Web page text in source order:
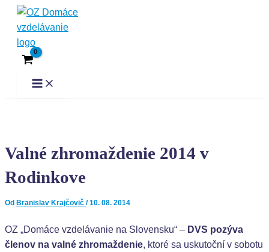
Preskočiť
obsah
Main
Menu
Valné zhromaždenie 2014 v
Rodinkove
Od Branislav Krajčovič /10. 08. 2014
OZ „Domáce vzdelávanie na Slovensku“ – DVS pozýva
členov na valné zhromaždenie, ktoré sa uskutoční v sobotu
Post
navigation